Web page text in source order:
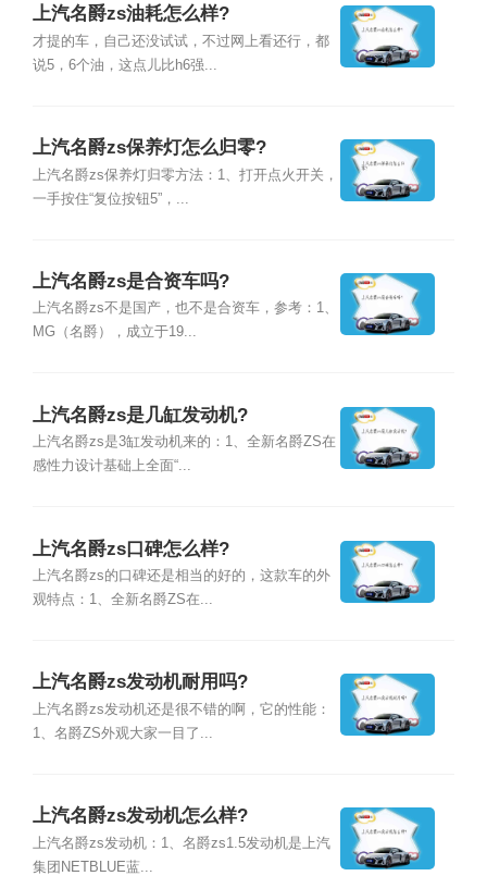
上汽名爵zs油耗怎么样?
才提的车，自己还没试试，不过网上看还行，都
说5，6个油，这点儿比h6强...
上汽名爵zs保养灯怎么归零?
上汽名爵zs保养灯归零方法：1、打开点火开关，
一手按住“复位按钮5”，...
上汽名爵zs是合资车吗?
上汽名爵zs不是国产，也不是合资车，参考：1、
MG（名爵），成立于19...
上汽名爵zs是几缸发动机?
上汽名爵zs是3缸发动机来的：1、全新名爵ZS在
感性力设计基础上全面“...
上汽名爵zs口碑怎么样?
上汽名爵zs的口碑还是相当的好的，这款车的外
观特点：1、全新名爵ZS在...
上汽名爵zs发动机耐用吗?
上汽名爵zs发动机还是很不错的啊，它的性能：
1、名爵ZS外观大家一目了...
上汽名爵zs发动机怎么样?
上汽名爵zs发动机：1、名爵zs1.5发动机是上汽
集团NETBLUE蓝...